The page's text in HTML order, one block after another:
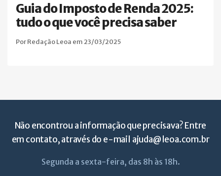
Guia do Imposto de Renda 2025:
tudo o que você precisa saber
Por Redação Leoa em 23/03/2025
Não encontrou a informação que precisava? Entre
em contato, através do e-mail ajuda@leoa.com.br
Segunda a sexta-feira, das 8h às 18h.